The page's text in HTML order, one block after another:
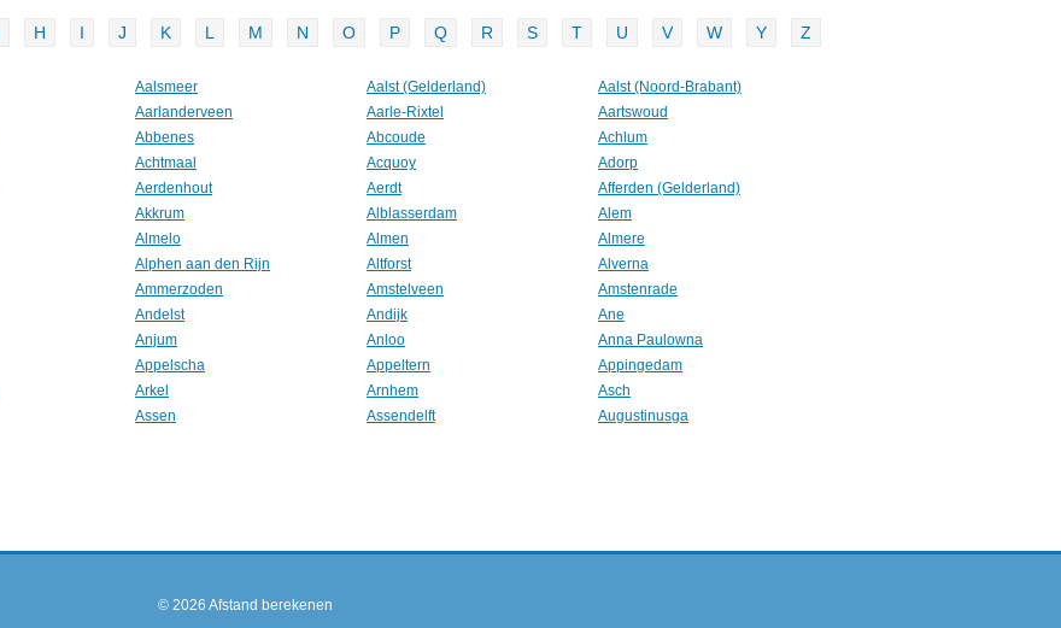
H I J K L M N O P Q R S T U V W Y Z
Aalsmeer Aalst (Gelderland)
Aalst (Noord-Brabant)
Aarlanderveen Aarle-Rixtel
Aartswoud
Abbenes Abcoude
Achlum
Achtmaal Acquoy
Adorp
Aerdenhout Aerdt
Afferden (Gelderland)
Akkrum Alblasserdam
Alem
Almelo Almen
Almere
Alphen aan den Rijn Altforst
Alverna
Ammerzoden Amstelveen
Amstenrade
Andelst Andijk
Ane
Anjum Anloo
Anna Paulowna
Appelscha Appeltern
Appingedam
Arkel Arnhem
Asch
Assen Assendelft
Augustinusga
© 2026 Afstand berekenen